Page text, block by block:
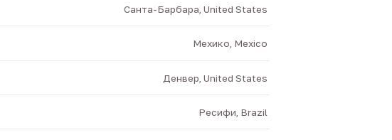
Санта-Барбара, United States
Мехико, Mexico
Денвер, United States
Ресифи, Brazil